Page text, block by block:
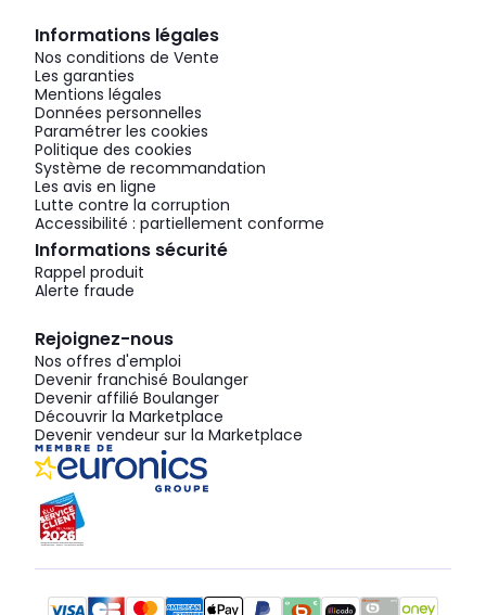
Informations légales
Nos conditions de Vente
Les garanties
Mentions légales
Données personnelles
Paramétrer les cookies
Politique des cookies
Système de recommandation
Les avis en ligne
Lutte contre la corruption
Accessibilité : partiellement conforme
Informations sécurité
Rappel produit
Alerte fraude
Rejoignez-nous
Nos offres d'emploi
Devenir franchisé Boulanger
Devenir affilié Boulanger
Découvrir la Marketplace
Devenir vendeur sur la Marketplace